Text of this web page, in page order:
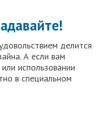
делится
А если вам
использовании
в специальном